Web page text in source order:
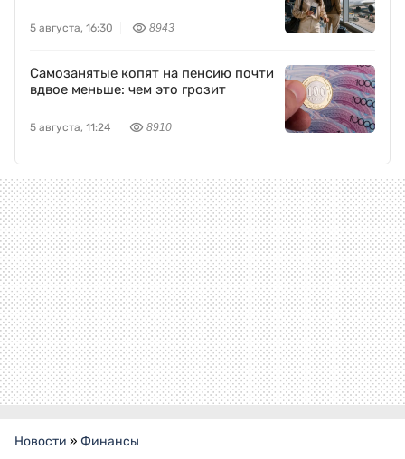
5 августа, 16:30 8943
Самозанятые копят на пенсию почти
вдвое меньше: чем это грозит
5 августа, 11:24 8910
Новости » Финансы